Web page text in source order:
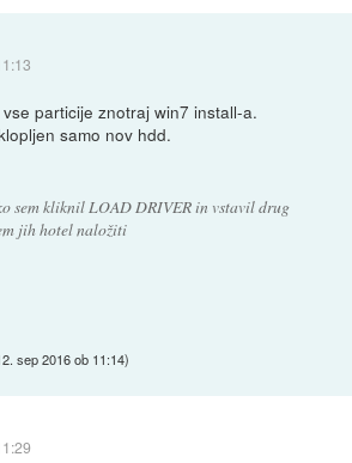
particije znotraj win7 install-a.
samo nov hdd.
sem kliknil LOAD DRIVER in vstavil drug
jih hotel naložiti
sep 2016 ob 11:14)